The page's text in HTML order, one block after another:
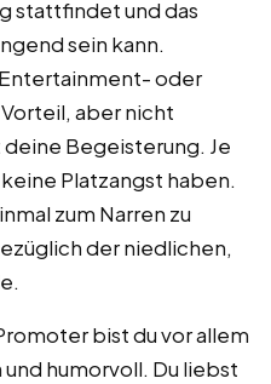
stattfindet und das
sein kann.
oder
aber nicht
Begeisterung. Je
Platzangst haben.
zum Narren zu
der niedlichen,
bist du vor allem
humorvoll. Du liebst